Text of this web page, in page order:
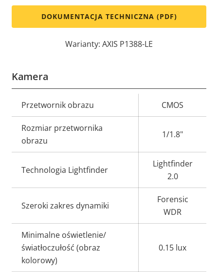
DOKUMENTACJA TECHNICZNA (PDF)
Warianty: AXIS P1388-LE
Kamera
Opis
nieruchomości
nieruchomości
Przetwornik obrazu CMOS
Rozmiar przetwornika
obrazu
1/1.8"
Technologia Lightfinder
Lightfinder
2.0
Szeroki zakres dynamiki
Forensic
WDR
Minimalne oświetlenie/
światłoczułość (obraz
kolorowy)
0.15 lux